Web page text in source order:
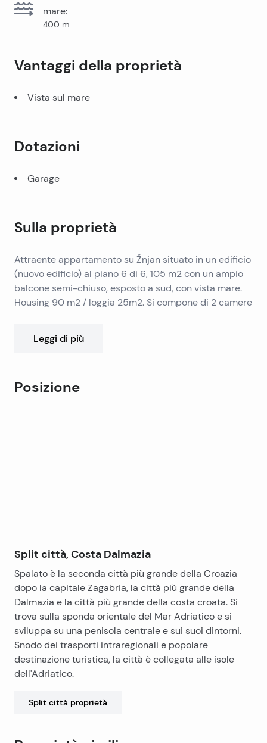
mare:
400 m
Vantaggi della proprietà
Vista sul mare
Dotazioni
Garage
Sulla proprietà
Attraente appartamento su Žnjan situato in un edificio
(nuovo edificio) al piano 6 di 6, 105 m2 con un ampio
balcone semi-chiuso, esposto a sud, con vista mare.
Housing 90 m2 / loggia 25m2. Si compone di 2 camere
L’appartamento è arredato con materiali e
flat’).
età 1,5 anni). Il prezzo include anche un ampio garage
Leggi di più
Posizione
Split città, Costa Dalmazia
Spalato è la seconda città più grande della Croazia
dopo la capitale Zagabria, la città più grande della
Dalmazia e la città più grande della costa croata. Si
trova sulla sponda orientale del Mar Adriatico e si
sviluppa su una penisola centrale e sui suoi dintorni.
Snodo dei trasporti intraregionali e popolare
destinazione turistica, la città è collegata alle isole
dell'Adriatico.
Split città proprietà